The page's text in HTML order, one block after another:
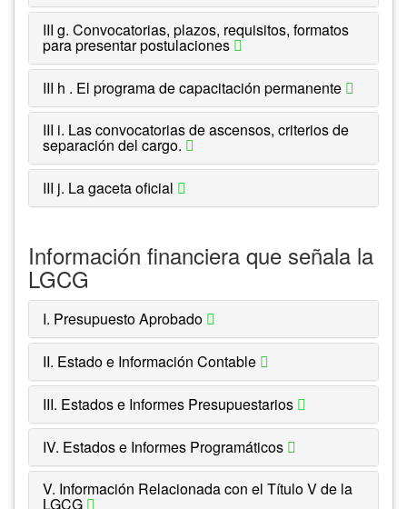
III g. Convocatorias, plazos, requisitos, formatos
para presentar postulaciones
III h . El programa de capacitación permanente
III i. Las convocatorias de ascensos, criterios de
separación del cargo.
III j. La gaceta oficial
Información financiera que señala la
LGCG
I. Presupuesto Aprobado
II. Estado e Información Contable
III. Estados e Informes Presupuestarios
IV. Estados e Informes Programáticos
V. Información Relacionada con el Título V de la
LGCG